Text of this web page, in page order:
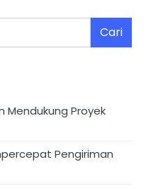
Cari
Mendukung Proyek
Pengiriman